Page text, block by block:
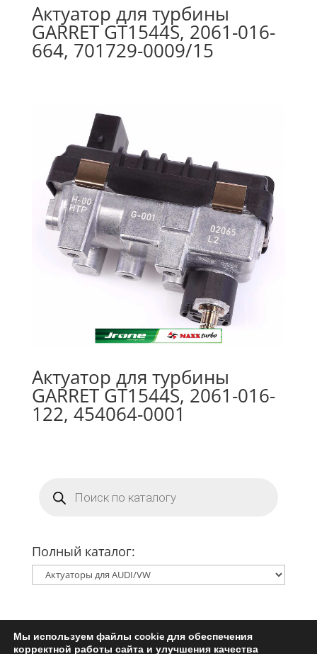
Актуатор для турбины
GARRET GT1544S, 2061-016-
664, 701729-0009/15
Актуатор для турбины
GARRET GT1544S, 2061-016-
122, 454064-0001
товаров
Полный каталог:
Главная Ремкомплект турбины
Мы используем файлы cookie для обеспечения
корректной работы сайта и улучшения качества